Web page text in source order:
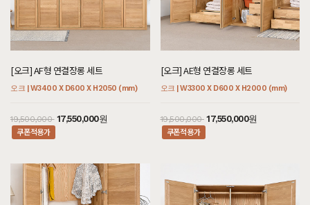
[오크] AF형 연결장롱 세트
오크 | W3400 X D600 X H2050 (mm)
19,500,000 17,550,000원
쿠폰적용가
[오크] AE형 연결장롱 세트
오크 | W3300 X D600 X H2000 (mm)
19,500,000 17,550,000원
쿠폰적용가